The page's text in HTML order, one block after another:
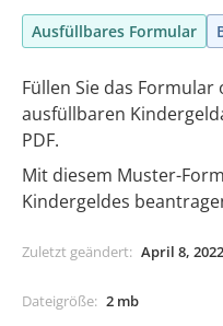
Ausfüllbares Formular
Füllen Sie das
ausfüllbaren
PDF.
Mit diesem Muster-
Kindergeldes
Zuletzt geändert: April 8, 2022
Dateigröße: 2 mb